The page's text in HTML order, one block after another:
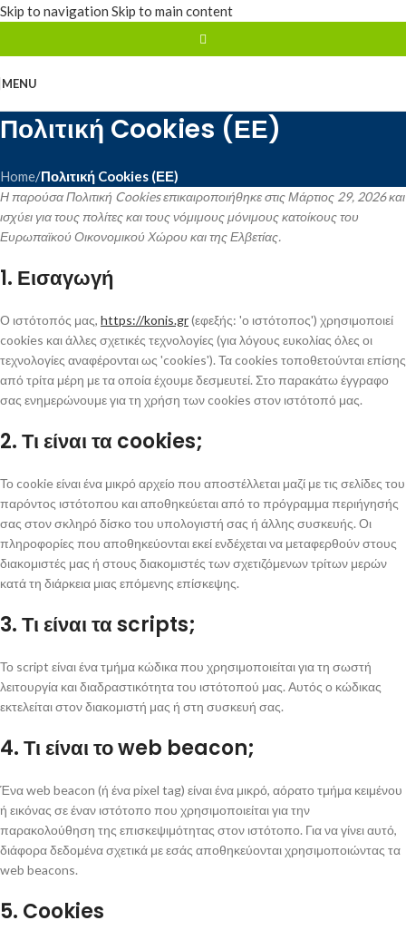
Skip to navigation Skip to main content
MENU
Πολιτική Cookies (ΕΕ)
Home/Πολιτική Cookies (ΕΕ)
Η παρούσα Πολιτική Cookies επικαιροποιήθηκε στις Μάρτιος 29, 2026 και
ισχύει για τους πολίτες και τους νόμιμους μόνιμους κατοίκους του
Ευρωπαϊκού Οικονομικού Χώρου και της Ελβετίας.
1. Εισαγωγή
Ο ιστότοπός μας, https://konis.gr(εφεξής: 'ο ιστότοπος') χρησιμοποιεί
cookies και άλλες σχετικές τεχνολογίες (για λόγους ευκολίας όλες οι
τεχνολογίες αναφέρονται ως 'cookies'). Τα cookies τοποθετούνται επίσης
από τρίτα μέρη με τα οποία έχουμε δεσμευτεί. Στο παρακάτω έγγραφο
σας ενημερώνουμε για τη χρήση των cookies στον ιστότοπό μας.
2. Τι είναι τα cookies;
Το cookie είναι ένα μικρό αρχείο που αποστέλλεται μαζί με τις σελίδες του
παρόντος ιστότοπου και αποθηκεύεται από το πρόγραμμα περιήγησής
σας στον σκληρό δίσκο του υπολογιστή σας ή άλλης συσκευής. Οι
πληροφορίες που αποθηκεύονται εκεί ενδέχεται να μεταφερθούν στους
διακομιστές μας ή στους διακομιστές των σχετιζόμενων τρίτων μερών
κατά τη διάρκεια μιας επόμενης επίσκεψης.
3. Τι είναι τα scripts;
Το script είναι ένα τμήμα κώδικα που χρησιμοποιείται για τη σωστή
λειτουργία και διαδραστικότητα του ιστότοπού μας. Αυτός ο κώδικας
εκτελείται στον διακομιστή μας ή στη συσκευή σας.
4. Τι είναι το web beacon;
Ένα web beacon (ή ένα pixel tag) είναι ένα μικρό, αόρατο τμήμα κειμένου
ή εικόνας σε έναν ιστότοπο που χρησιμοποιείται για την
παρακολούθηση της επισκεψιμότητας στον ιστότοπο. Για να γίνει αυτό,
διάφορα δεδομένα σχετικά με εσάς αποθηκεύονται χρησιμοποιώντας τα
web beacons.
5. Cookies